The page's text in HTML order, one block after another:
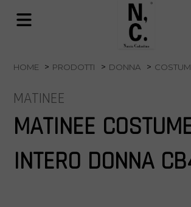
HOME PRODOTTI DONNA
MATINEE
MATINEE
INTERO DONNA